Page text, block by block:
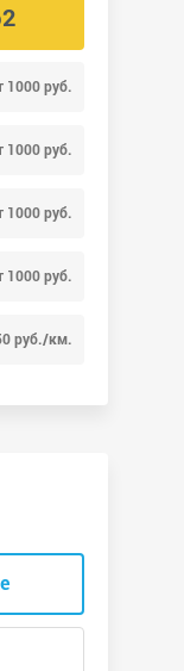
1000 руб.
1000 руб.
1000 руб.
1000 руб.
руб./км.